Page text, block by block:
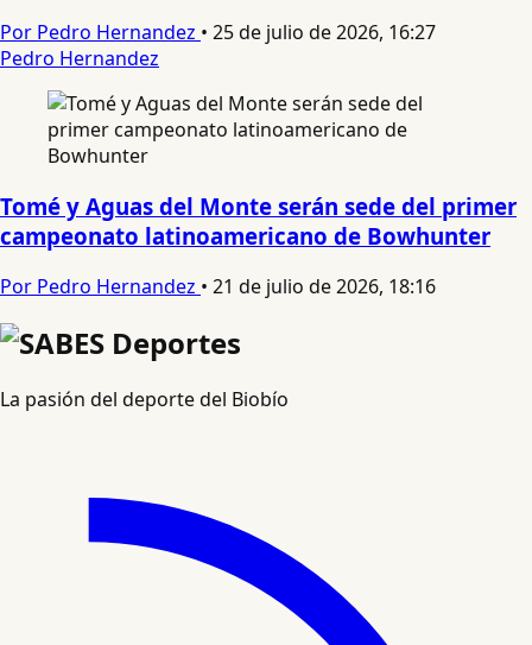
Por Pedro Hernandez • 25 de julio de 2026, 16:27
Pedro Hernandez
Tomé y Aguas del Monte serán sede del primer
campeonato latinoamericano de Bowhunter
Por Pedro Hernandez • 21 de julio de 2026, 18:16
La pasión del deporte del Biobío